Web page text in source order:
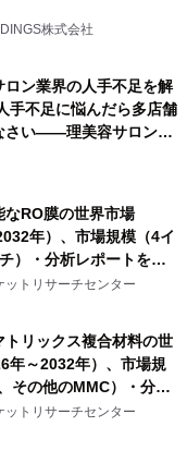
株式会社
ロン業界の人手不足を解
手不足に悩んだら多店舗
さい――理美容サロン
の教科書』2026年8月
なRO膜の世界市場
年）、市場規模（4イ
）・分析レポートを発
ットリサーチセンター
トリックス複合材料の世
年～2032年）、市場規
その他のMMC）・分析
ットリサーチセンター